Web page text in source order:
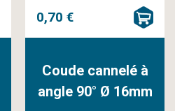
0,70 €
Coude cannelé à
angle 90° Ø 16mm